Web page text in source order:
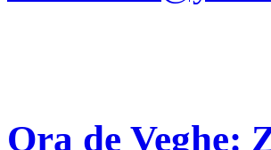
Ora de Veghe: